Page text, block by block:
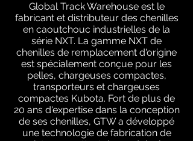
Global Track Warehouse est le
fabricant et distributeur des chenilles
en caoutchouc industrielles de la
série NXT. La gamme NXT de
chenilles de remplacement d'origine
est spécialement conçue pour les
pelles, chargeuses compactes,
transporteurs et chargeuses
compactes Kubota. Fort de plus de
20 ans d'expertise dans la conception
de ses chenilles, GTW a développé
une technologie de fabrication de